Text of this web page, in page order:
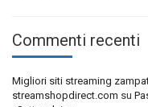
Commenti recenti
Migliori siti streaming
streamshopdirect.com su